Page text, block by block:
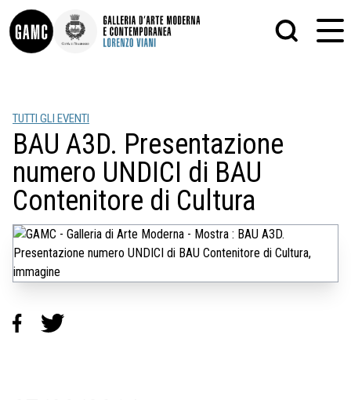
INFO
CONTATTI
DIDATTICA
LE COLLEZIONI
GLI AUTORI
LORENZO VIANI
MOSTRE
EVENTI
PALAZZO DELLE MUSE
SCULTURA
STAMPA
ALTRO
MATRICI XILOGRAFICHE
FOTOGRAFIA
TUTTI GLI EVENTI
BAU A3D. Presentazione
numero UNDICI di BAU
Contenitore di Cultura